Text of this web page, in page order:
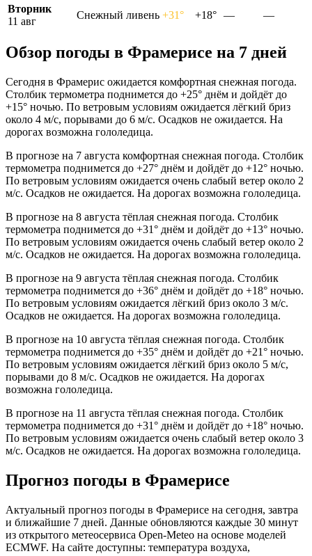
Вторник
11 авг
Снежный ливень +31° +18° — —
Обзор погоды в Фрамерисе на 7 дней
Сегодня в Фрамерис ожидается комфортная снежная погода.
Столбик термометра поднимется до +25° днём и дойдёт до
+15° ночью. По ветровым условиям ожидается лёгкий бриз
около 4 м/с, порывами до 6 м/с. Осадков не ожидается. На
дорогах возможна гололедица.
В прогнозе на 7 августа комфортная снежная погода. Столбик
термометра поднимется до +27° днём и дойдёт до +12° ночью.
По ветровым условиям ожидается очень слабый ветер около 2
м/с. Осадков не ожидается. На дорогах возможна гололедица.
В прогнозе на 8 августа тёплая снежная погода. Столбик
термометра поднимется до +31° днём и дойдёт до +13° ночью.
По ветровым условиям ожидается очень слабый ветер около 2
м/с. Осадков не ожидается. На дорогах возможна гололедица.
В прогнозе на 9 августа тёплая снежная погода. Столбик
термометра поднимется до +36° днём и дойдёт до +18° ночью.
По ветровым условиям ожидается лёгкий бриз около 3 м/с.
Осадков не ожидается. На дорогах возможна гололедица.
В прогнозе на 10 августа тёплая снежная погода. Столбик
термометра поднимется до +35° днём и дойдёт до +21° ночью.
По ветровым условиям ожидается лёгкий бриз около 5 м/с,
порывами до 8 м/с. Осадков не ожидается. На дорогах
возможна гололедица.
В прогнозе на 11 августа тёплая снежная погода. Столбик
термометра поднимется до +31° днём и дойдёт до +18° ночью.
По ветровым условиям ожидается очень слабый ветер около 3
м/с. Осадков не ожидается. На дорогах возможна гололедица.
Прогноз погоды в Фрамерисе
Актуальный прогноз погоды в Фрамерисе на сегодня, завтра
и ближайшие 7 дней. Данные обновляются каждые 30 минут
из открытого метеосервиса Open-Meteo на основе моделей
ECMWF. На сайте доступны: температура воздуха,